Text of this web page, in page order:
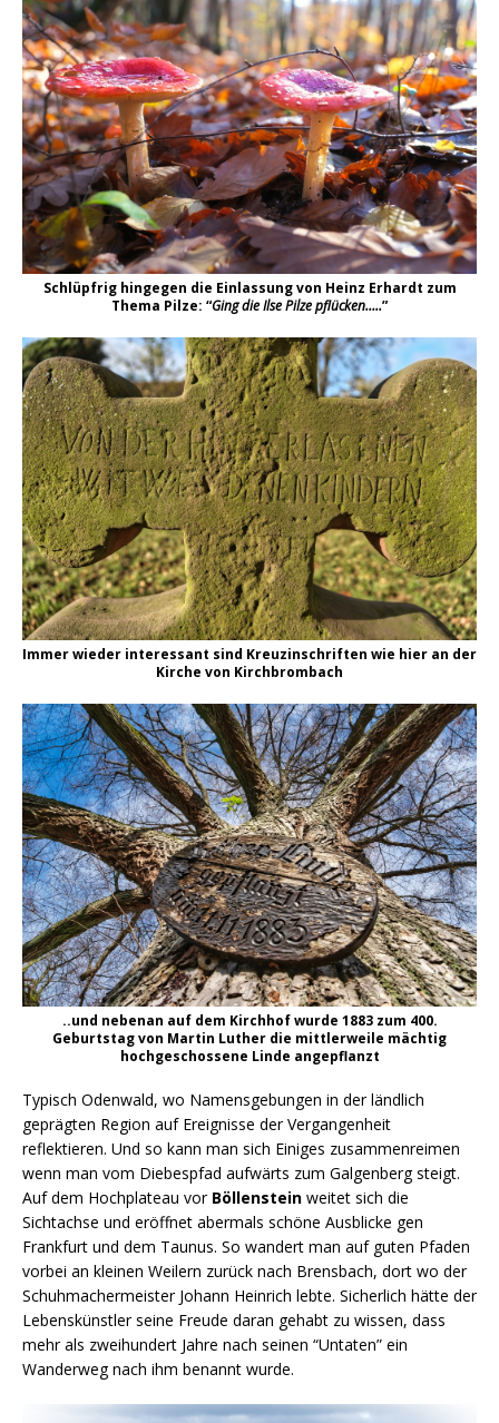
Schlüpfrig hingegen die Einlassung von Heinz Erhardt zum
Thema Pilze: “Ging die Ilse Pilze pflücken…..”
Immer wieder interessant sind Kreuzinschriften wie hier an der
Kirche von Kirchbrombach
..und nebenan auf dem Kirchhof wurde 1883 zum 400.
Geburtstag von Martin Luther die mittlerweile mächtig
hochgeschossene Linde angepflanzt
Typisch Odenwald, wo Namensgebungen in der ländlich
geprägten Region auf Ereignisse der Vergangenheit
reflektieren. Und so kann man sich Einiges zusammenreimen
wenn man vom Diebespfad aufwärts zum Galgenberg steigt.
Auf dem Hochplateau vor Böllenstein weitet sich die
Sichtachse und eröffnet abermals schöne Ausblicke gen
Frankfurt und dem Taunus. So wandert man auf guten Pfaden
vorbei an kleinen Weilern zurück nach Brensbach, dort wo der
Schuhmachermeister Johann Heinrich lebte. Sicherlich hätte der
Lebenskünstler seine Freude daran gehabt zu wissen, dass
mehr als zweihundert Jahre nach seinen “Untaten” ein
Wanderweg nach ihm benannt wurde.